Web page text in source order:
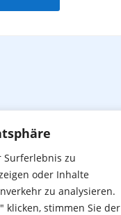
Surferlebnis zu
oder Inhalte
zu analysieren.
klicken, stimmen Sie der
Impressum